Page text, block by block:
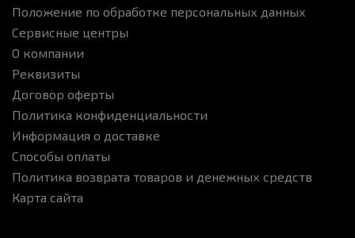
Положение по обработке персональных данных
Сервисные центры
О компании
Реквизиты
Договор оферты
Политика конфиденциальности
Информация о доставке
Способы оплаты
Политика возврата товаров и денежных средств
Карта сайта